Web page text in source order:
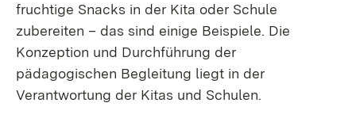
fruchtige Snacks in der Kita oder Schule
zubereiten – das sind einige Beispiele. Die
Konzeption und Durchführung der
pädagogischen Begleitung liegt in der
Verantwortung der Kitas und Schulen.